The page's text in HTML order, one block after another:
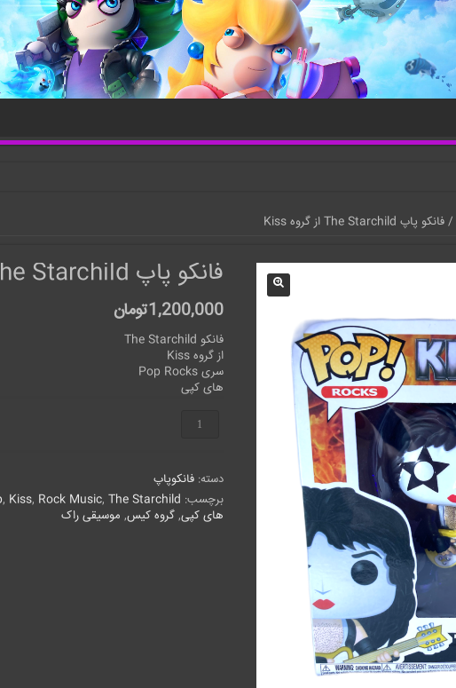
/ فانکو پاپ The Starchild از گروه Kiss
فانکو پاپ The Starchild از گروه Kiss
1,200,000تومان
فانکو The Starchild
از گروه Kiss
سری Pop Rocks
های کپی
از
گروه
Kiss
دسته: فانکوپاپ
برچسب:
, Kiss, Rock Music,The Starchild
های کپی, گروه کیس, موسیقی راک